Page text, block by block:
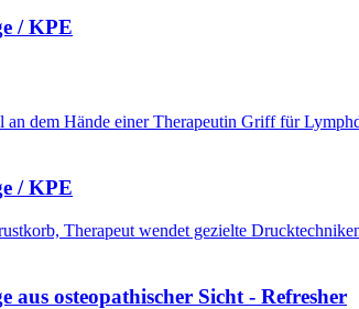
/ KPE
/ KPE
osteopathischer Sicht - Refresher